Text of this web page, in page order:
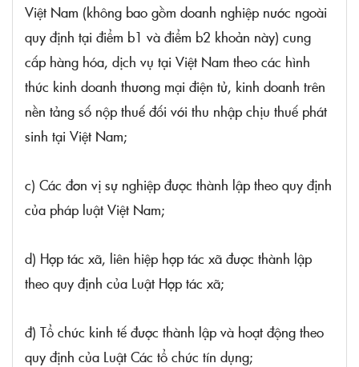
Việt Nam (không bao gồm doanh nghiệp nước ngoài
quy định tại điểm b1 và điểm b2 khoản này) cung
cấp hàng hóa, dịch vụ tại Việt Nam theo các hình
thức kinh doanh thương mại điện tử, kinh doanh trên
nền tảng số nộp thuế đối với thu nhập chịu thuế phát
sinh tại Việt Nam;
c) Các đơn vị sự nghiệp được thành lập theo quy định
của pháp luật Việt Nam;
d) Hợp tác xã, liên hiệp hợp tác xã được thành lập
theo quy định của Luật Hợp tác xã;
đ) Tổ chức kinh tế được thành lập và hoạt động theo
quy định của Luật Các tổ chức tín dụng;